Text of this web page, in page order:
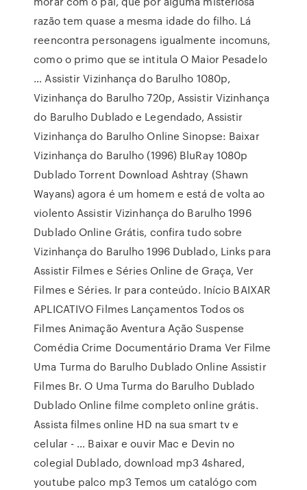
razão tem quase a mesma idade do filho. Lá
reencontra personagens igualmente incomuns,
como o primo que se intitula O Maior Pesadelo
… Assistir Vizinhança do Barulho 1080p,
Vizinhança do Barulho 720p, Assistir Vizinhança
do Barulho Dublado e Legendado, Assistir
Vizinhança do Barulho Online Sinopse: Baixar
Vizinhança do Barulho (1996) BluRay 1080p
Dublado Torrent Download Ashtray (Shawn
Wayans) agora é um homem e está de volta ao
violento Assistir Vizinhança do Barulho 1996
Dublado Online Grátis, confira tudo sobre
Vizinhança do Barulho 1996 Dublado, Links para
Assistir Filmes e Séries Online de Graça, Ver
Filmes e Séries. Ir para conteúdo. Início BAIXAR
APLICATIVO Filmes Lançamentos Todos os
Filmes Animação Aventura Ação Suspense
Comédia Crime Documentário Drama Ver Filme
Uma Turma do Barulho Dublado Online Assistir
Filmes Br. O Uma Turma do Barulho Dublado
Dublado Online filme completo online grátis.
Assista filmes online HD na sua smart tv e
celular - … Baixar e ouvir Mac e Devin no
colegial Dublado, download mp3 4shared,
youtube palco mp3 Temos um catalógo com